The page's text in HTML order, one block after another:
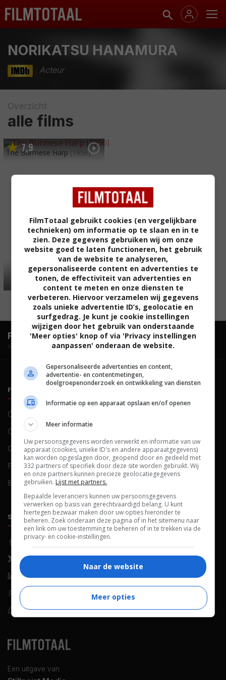
NORIKATSU HANAMURA
Acteur
Overzicht
alle films
7,9
The Burmese Harp (1956)
FilmTotaal.Hét online filmoverzicht.
hosted by
Een uitgave van
FILMTOTAAL
Contact
Over ons
Colofon
FAQ
Blog
Cookies
Cookievoorkeuren
SOCIALS
Facebook
X (Twitter)
LinkedIn
RSS-feed
WhatsApp
ONTDEKKEN
Nieuws
Netflix
Films op tv
Bioscoop
FilmTotaal gebruikt cookies (en vergelijkbare
technieken) om informatie op te slaan en in te
zien. Deze gegevens gebruiken wij om onze
website goed te laten functioneren, het gebruik
van de website te analyseren,
gepersonaliseerde content en advertenties te
tonen, de effectiviteit van advertenties en
content te meten en onze diensten te
verbeteren. Hiervoor verzamelen wij gegevens
zoals unieke advertentie ID’s, geolocatie en
surfgedrag. Je kunt je cookie instellingen
wijzigen door het gebruik van onderstaande
'Meer opties' knop of via 'Privacy instellingen
aanpassen' onderaan de website.
Gepersonaliseerde advertenties en content,
advertentie- en contentmetingen,
doelgroepenonderzoek en ontwikkeling van diensten
Informatie op een apparaat opslaan en/of openen
Meer informatie
Uw persoonsgegevens worden verwerkt en informatie van uw
apparaat (cookies, unieke ID's en andere apparaatgegevens)
kan worden opgeslagen door, geopend door en gedeeld met
332 partners of specifiek door deze site worden gebruikt. Wij
en onze partners kunnen precieze geolocatiegegevens
gebruiken. Lijst met partners.
Bepaalde leveranciers kunnen uw persoonsgegevens
verwerken op basis van gerechtvaardigd belang. U kunt
hiertegen bezwaar maken door uw opties hieronder te
beheren. Zoek onderaan deze pagina of in het sitemenu naar
een link om uw toestemming te beheren of in te trekken via de
privacy- en cookie-instellingen.
Naar de website
Meer opties